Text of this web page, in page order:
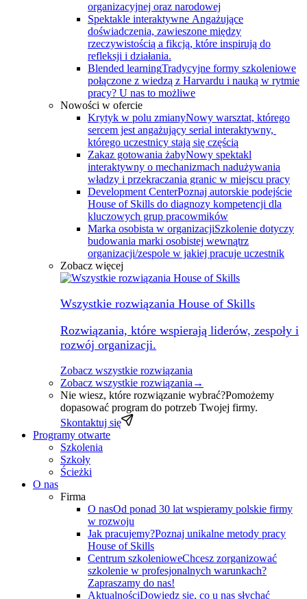
organizacyjnej oraz narodowej
Spektakle interaktywne Angażujące
doświadczenia, zawieszone między
rzeczywistością a fikcją, które inspirują do
refleksji i działania.
Blended learningTradycyjne formy szkoleniowe
połączone z wiedzą z Harvardu i nauką w rytmie
pracy? U nas to możliwe
Nowości w ofercie
Krytyk w polu zmianyNowy warsztat, którego
sercem jest angażujący serial interaktywny, ​
którego uczestnicy stają się częścią
Zakaz gotowania żabyNowy spektakl
interaktywny o mechanizmach nadużywania
władzy i przekraczania granic w miejscu pracy
Development CenterPoznaj autorskie podejście
House of Skills do diagnozy kompetencji dla
kluczowych grup pracowmików
Marka osobista w organizacjiSzkolenie dotyczy
budowania marki osobistej wewnątrz
organizacji/zespole w jakiej pracuje uczestnik
Zobacz więcej
Wszystkie rozwiązania House of Skills
Rozwiązania, które wspierają liderów, zespoły i
rozwój organizacji.
Zobacz wszystkie rozwiązania
Zobacz wszystkie rozwiązania →
Nie wiesz, które rozwiązanie wybrać?Pomożemy
dopasować program do potrzeb Twojej firmy.
Skontaktuj się
Programy otwarte
Szkolenia
Szkoły
Ścieżki
O nas
Firma
O nasOd ponad 30 lat wspieramy polskie firmy
w rozwoju
Jak pracujemy?Poznaj unikalne metody pracy
House of Skills
Centrum szkolenioweChcesz zorganizować
szkolenie w profesjonalnych warunkach?
Zapraszamy do nas!
AktualnościDowiedz się, co u nas słychać